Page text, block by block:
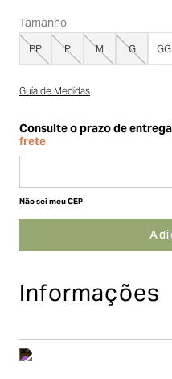
Tamanho
PP P M G GG
Guia de Medidas
Não sei meu CEP
Informações